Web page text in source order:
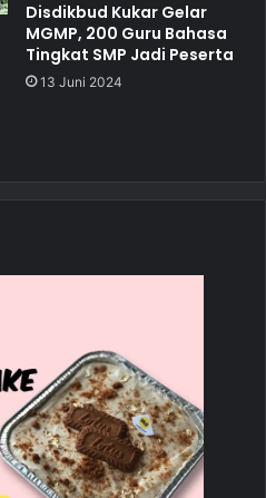
Disdikbud Kukar Gelar
MGMP, 200 Guru Bahasa
Tingkat SMP Jadi Peserta
13 Juni 2024